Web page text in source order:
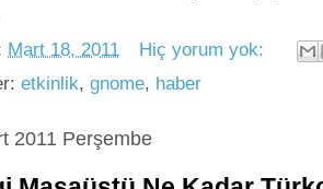
Mart 18, 2011
Hiç yorum yok:
etkinlik, gnome, haber
2011 Perşembe